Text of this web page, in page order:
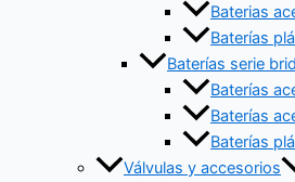
Baterias
Baterías
Baterías serie
Baterías
Baterías
Baterías
Válvulas y accesorios